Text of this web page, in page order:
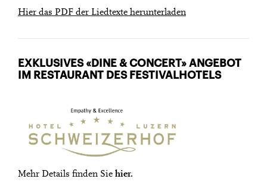
Hier das PDF der Liedtexte herunterladen
EXKLUSIVES «DINE & CONCERT» ANGEBOT
IM RESTAURANT DES FESTIVALHOTELS
Mehr Details finden Sie hier.